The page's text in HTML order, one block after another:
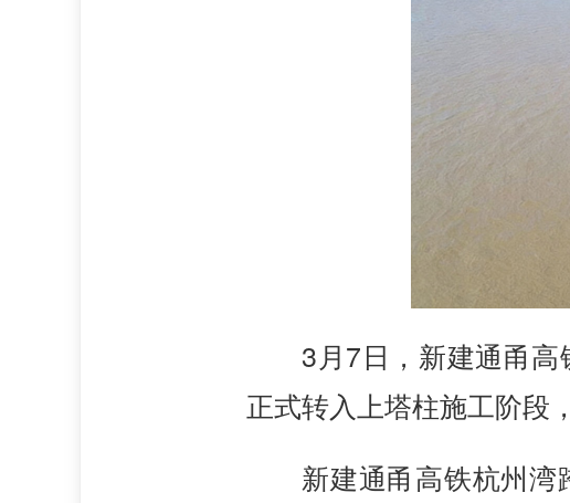
3月7日，新建通甬
正式转入上塔柱施工阶段
新建通甬高铁杭州